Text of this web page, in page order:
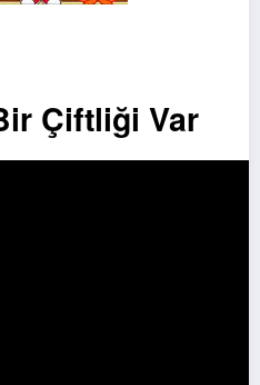
Çiftliği Var